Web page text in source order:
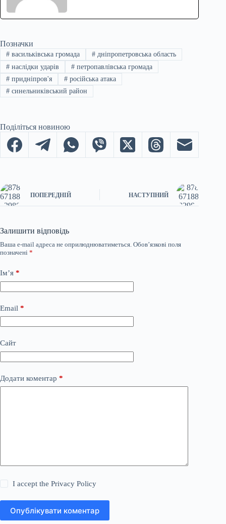
Позначки
#васильківська громада #дніпропетровська область
#наслідки ударів #петропавлівська громада
#придніпров'я #російська атака
#синельниківський район
Поділіться новиною
ПОПЕРЕДНІЙ НАСТУПНИЙ
Залишити відповідь
Ваша e-mail адреса не оприлюднюватиметься. Обов’язкові поля
позначені *
Ім’я *
Email *
Сайт
Додати коментар *
I accept thePrivacy Policy
Опублікувати коментар